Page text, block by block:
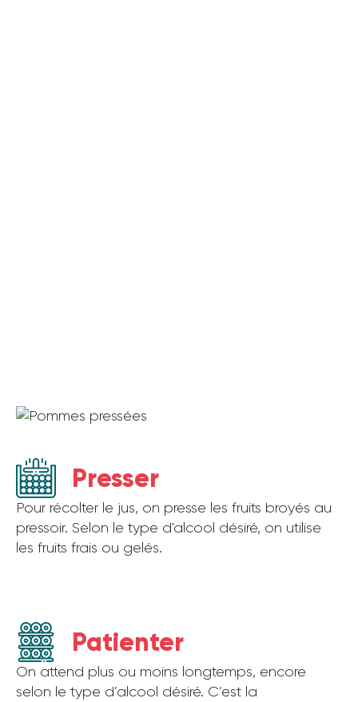
Presser
Pour récolter le jus, on presse les fruits broyés au
pressoir. Selon le type d'alcool désiré, on utilise
les fruits frais ou gelés.
Patienter
On attend plus ou moins longtemps, encore
selon le type d’alcool désiré. C’est la